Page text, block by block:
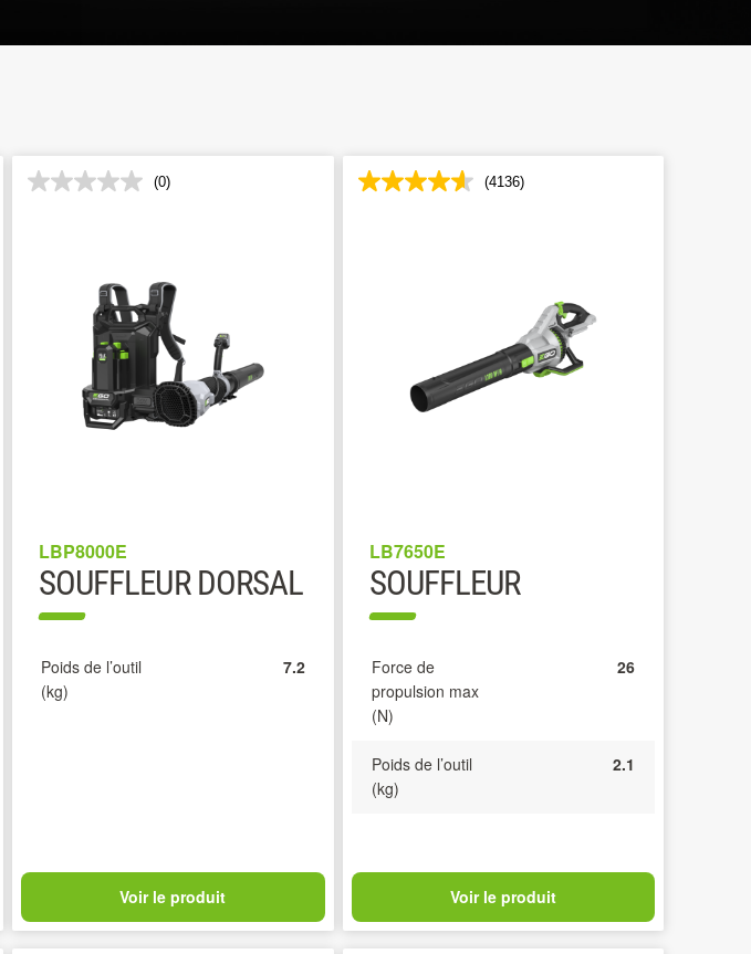
(0)
LBP8000E
SOUFFLEUR DORSAL
Poids de l’outil
(kg)
7.2
Voir le produit
(4136)
LB7650E
SOUFFLEUR
Force de
propulsion max
(N)
26
Poids de l’outil
(kg)
2.1
Voir le produit